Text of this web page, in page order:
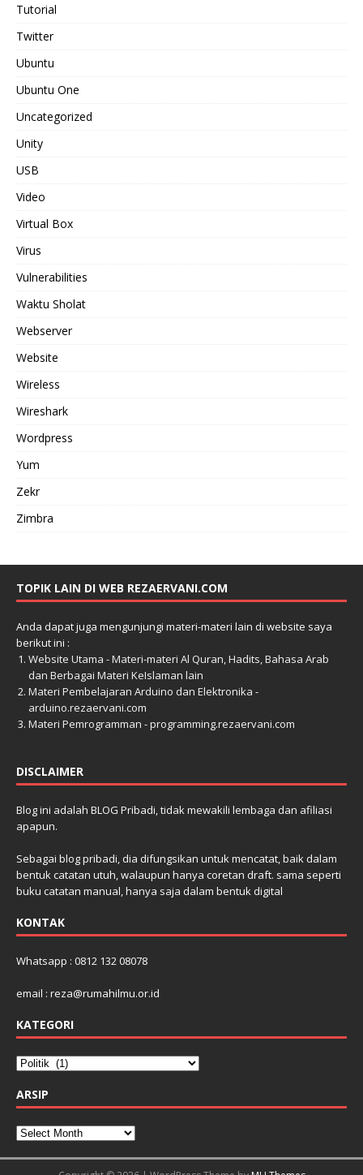
Tutorial
Twitter
Ubuntu
Ubuntu One
Uncategorized
Unity
USB
Video
Virtual Box
Virus
Vulnerabilities
Waktu Sholat
Webserver
Website
Wireless
Wireshark
Wordpress
Yum
Zekr
Zimbra
TOPIK LAIN DI WEB REZAERVANI.COM
Anda dapat juga mengunjungi materi-materi lain di website saya
berikut ini :
Website Utama - Materi-materi Al Quran, Hadits, Bahasa Arab
dan Berbagai Materi KeIslaman lain
Materi Pembelajaran Arduino dan Elektronika -
arduino.rezaervani.com
Materi Pemrogramman - programming.rezaervani.com
DISCLAIMER
Blog ini adalah BLOG Pribadi, tidak mewakili lembaga dan afiliasi
apapun.
Sebagai blog pribadi, dia difungsikan untuk mencatat, baik dalam
bentuk catatan utuh, walaupun hanya coretan draft. sama seperti
buku catatan manual, hanya saja dalam bentuk digital
KONTAK
Whatsapp : 0812 132 08078
email : reza@rumahilmu.or.id
KATEGORI
ARSIP